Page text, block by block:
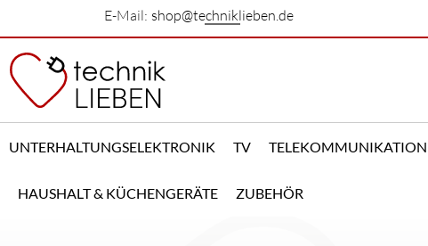
E-Mail: shop@techniklieben.de
UNTERHALTUNGSELEKTRONIK TV TELEKOMMUNIKATION
HAUSHALT & KÜCHENGERÄTE ZUBEHÖR